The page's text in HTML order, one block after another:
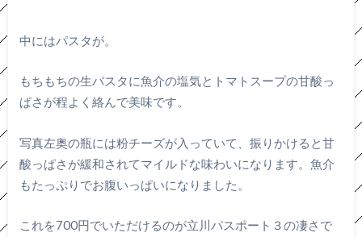
中にはパスタが。
もちもちの生パスタに魚介の塩気とトマトスープの甘酸っ
ぱさが程よく絡んで美味です。
写真左奥の瓶には粉チーズが入っていて、振りかけると甘
酸っぱさが緩和されてマイルドな味わいになります。魚介
もたっぷりでお腹いっぱいになりました。
これを700円でいただけるのが立川パスポート３の凄さで